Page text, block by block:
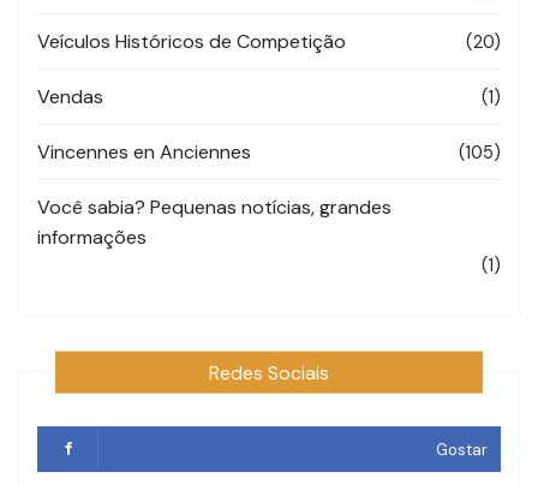
Veículos Históricos de Competição (20)
Vendas (1)
Vincennes en Anciennes (105)
Você sabia? Pequenas notícias, grandes
informações
(1)
Redes Sociais
Gostar